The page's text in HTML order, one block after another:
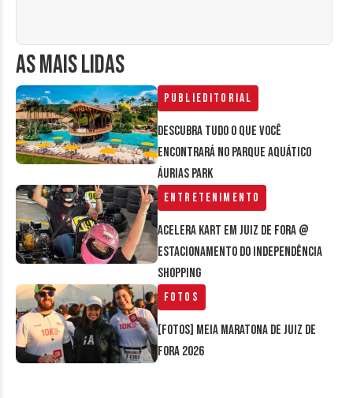
AS MAIS LIDAS
Publieditorial
Descubra tudo o que você
encontrará no parque aquático
Áurias Park
Entretenimento
Acelera Kart em Juiz de Fora @
estacionamento do Independência
Shopping
Fotos
[FOTOS] Meia Maratona de Juiz de
Fora 2026